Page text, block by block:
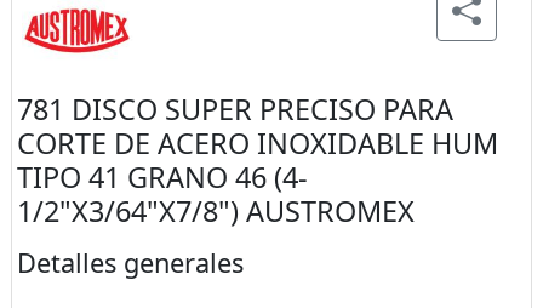
781 DISCO SUPER PRECISO PARA
CORTE DE ACERO INOXIDABLE HUM
TIPO 41 GRANO 46 (4-
1/2"X3/64"X7/8") AUSTROMEX
Detalles generales